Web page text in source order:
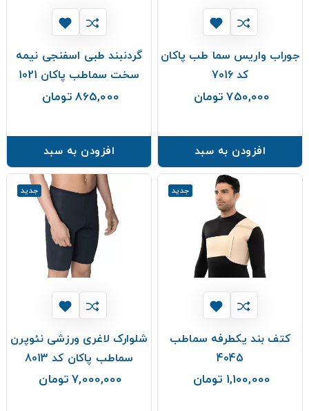
جوراب واریس سما طب پاکان
کد 7016
750,000 تومان
افزودن به سبد
گردنبند طبی اسفنجی نیمه
سخت سماطب پاکان 1021
865,000 تومان
افزودن به سبد
جدید
کتف بند یکطرفه سماطب
4045
1,100,000 تومان
جدید
شلوارک لاغری ورزشی نئوپرن
سماطب پاکان کد 8013
7,000,000 تومان